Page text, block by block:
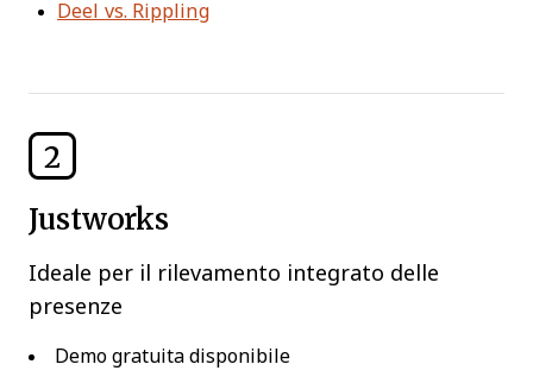
Deel vs. Rippling
2
Justworks
Ideale per il rilevamento integrato delle
presenze
Demo gratuita disponibile